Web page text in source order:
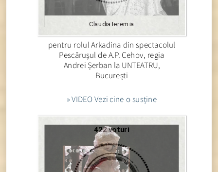
Claudia Ieremia
pentru rolul Arkadina din spectacolul
Pescărușul de A.P. Cehov, regia
Andrei Șerban la UNTEATRU,
București
» VIDEO Vezi cine o susține
422 voturi